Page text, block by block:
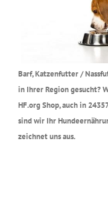
Barf, Katzenfutter /
in Ihrer Region gesucht?
HF.org Shop, auch in
sind wir Ihr
zeichnet uns aus.